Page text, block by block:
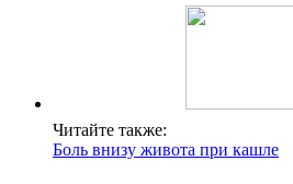
Читайте также:
Боль внизу живота при кашле